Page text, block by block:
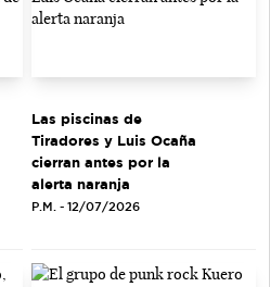
Las piscinas de
Tiradores y Luis Ocaña
cierran antes por la
alerta naranja
P.M. - 12/07/2026